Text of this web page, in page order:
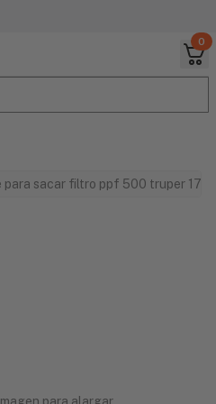
0
para sacar filtro ppf 500 truper